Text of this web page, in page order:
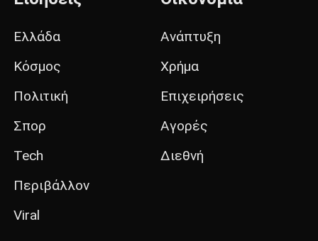
Ελλάδα
Κόσμος
Πολιτική
Σπορ
Tech
Περιβάλλον
Viral
Ανάπτυξη
Χρήμα
Επιχειρήσεις
Αγορές
Διεθνή